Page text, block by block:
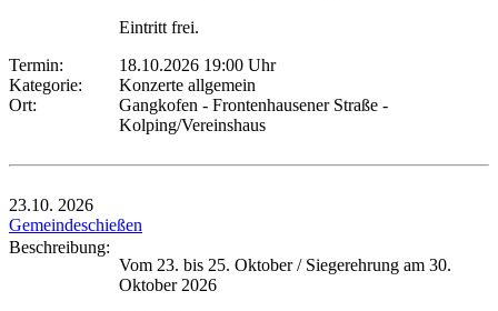
Eintritt frei.
Termin:
18.10.2026 19:00 Uhr
Kategorie:
Konzerte allgemein
Ort:
Gangkofen - Frontenhausener Straße -
Kolping/Vereinshaus
23.10. 2026
Gemeindeschießen
Beschreibung:
Vom 23. bis 25. Oktober / Siegerehrung am 30.
Oktober 2026